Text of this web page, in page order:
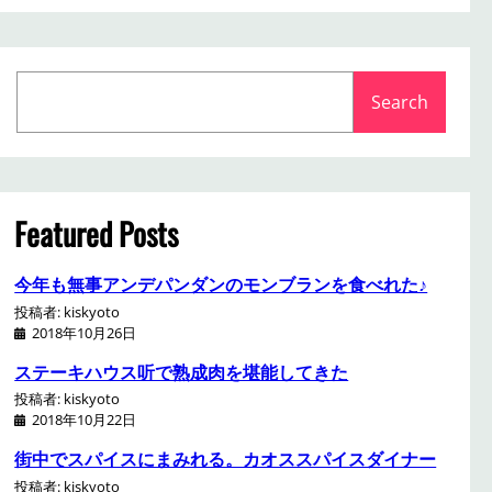
a
r
c
h
Search
Featured Posts
今年も無事アンデパンダンのモンブランを食べれた♪
投稿者: kiskyoto
2018年10月26日
ステーキハウス听で熟成肉を堪能してきた
投稿者: kiskyoto
2018年10月22日
街中でスパイスにまみれる。カオススパイスダイナー
投稿者: kiskyoto